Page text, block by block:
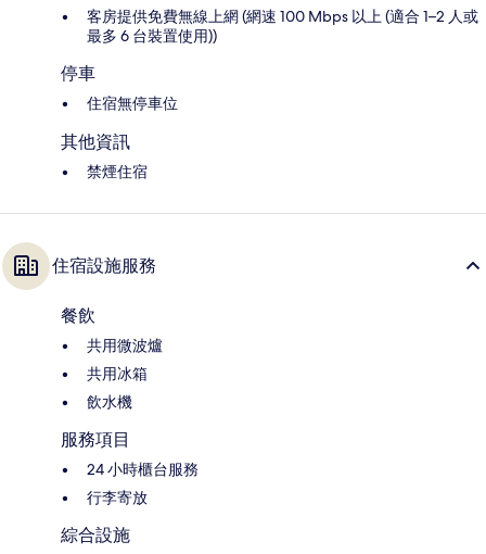
客房提供免費無線上網 (網速 100 Mbps 以上 (適合 1–2 人或
最多 6 台裝置使用))
停車
住宿無停車位
其他資訊
禁煙住宿
住宿設施服務
餐飲
共用微波爐
共用冰箱
飲水機
服務項目
24 小時櫃台服務
行李寄放
綜合設施